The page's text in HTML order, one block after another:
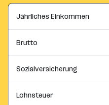
Jährliches Einkommen
Brutto
Sozialversicherung
Lohnsteuer